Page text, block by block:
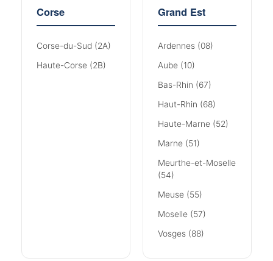
Corse
Corse-du-Sud (2A)
Haute-Corse (2B)
Grand Est
Ardennes (08)
Aube (10)
Bas-Rhin (67)
Haut-Rhin (68)
Haute-Marne (52)
Marne (51)
Meurthe-et-Moselle
(54)
Meuse (55)
Moselle (57)
Vosges (88)